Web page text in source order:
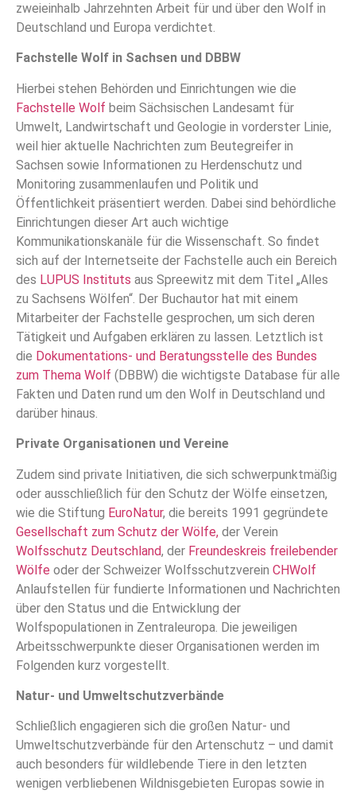
zweieinhalb Jahrzehnten Arbeit für und über den Wolf in
Deutschland und Europa verdichtet.
Fachstelle Wolf in Sachsen und DBBW
Hierbei stehen Behörden und Einrichtungen wie die
Fachstelle Wolf beim Sächsischen Landesamt für
Umwelt, Landwirtschaft und Geologie in vorderster Linie,
weil hier aktuelle Nachrichten zum Beutegreifer in
Sachsen sowie Informationen zu Herdenschutz und
Monitoring zusammenlaufen und Politik und
Öffentlichkeit präsentiert werden. Dabei sind behördliche
Einrichtungen dieser Art auch wichtige
Kommunikationskanäle für die Wissenschaft. So findet
sich auf der Internetseite der Fachstelle auch ein Bereich
des LUPUS Instituts aus Spreewitz mit dem Titel „Alles
zu Sachsens Wölfen“. Der Buchautor hat mit einem
Mitarbeiter der Fachstelle gesprochen, um sich deren
Tätigkeit und Aufgaben erklären zu lassen. Letztlich ist
die Dokumentations- und Beratungsstelle des Bundes
zum Thema Wolf (DBBW) die wichtigste Database für alle
Fakten und Daten rund um den Wolf in Deutschland und
darüber hinaus.
Private Organisationen und Vereine
Zudem sind private Initiativen, die sich schwerpunktmäßig
oder ausschließlich für den Schutz der Wölfe einsetzen,
wie die Stiftung EuroNatur, die bereits 1991 gegründete
Gesellschaft zum Schutz der Wölfe, der Verein
Wolfsschutz Deutschland, der Freundeskreis freilebender
Wölfe oder der Schweizer Wolfsschutzverein CHWolf
Anlaufstellen für fundierte Informationen und Nachrichten
über den Status und die Entwicklung der
Wolfspopulationen in Zentraleuropa. Die jeweiligen
Arbeitsschwerpunkte dieser Organisationen werden im
Folgenden kurz vorgestellt.
Natur- und Umweltschutzverbände
Schließlich engagieren sich die großen Natur- und
Umweltschutzverbände für den Artenschutz – und damit
auch besonders für wildlebende Tiere in den letzten
wenigen verbliebenen Wildnisgebieten Europas sowie in